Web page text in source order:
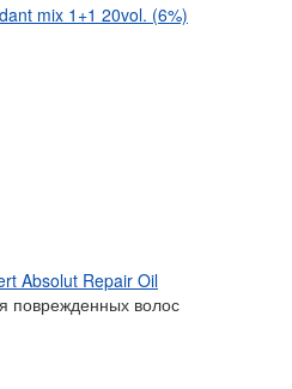
mix 1+1 20vol. (6%)
Absolut Repair Oil
поврежденных волос